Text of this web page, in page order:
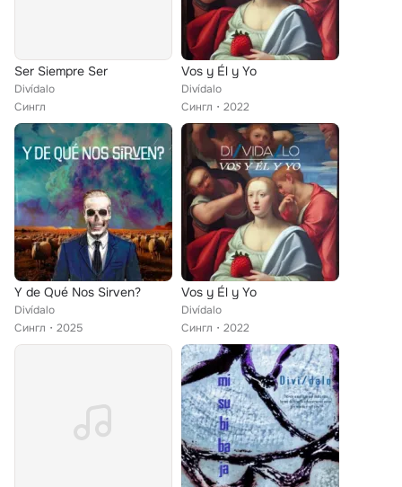
Ser Siempre Ser
Divídalo
Сингл
Vos y Él y Yo
Divídalo
Сингл
2022
Y de Qué Nos Sirven?
Divídalo
Сингл
2025
Vos y Él y Yo
Divídalo
Сингл
2022